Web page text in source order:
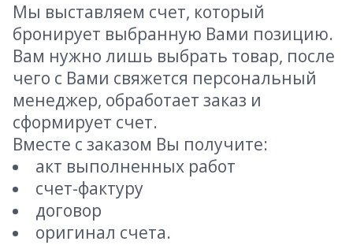
Мы выставляем счет, который
бронирует выбранную Вами позицию.
Вам нужно лишь выбрать товар, после
чего с Вами свяжется персональный
менеджер, обработает заказ и
сформирует счет.
Вместе с заказом Вы получите:
акт выполненных работ
счет-фактуру
договор
оригинал счета.